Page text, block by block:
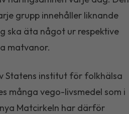
grupp innehåller liknande
ska äta något ur respektive
matvanor.
Statens institut för folkhälsa
många vego-livsmedel som i
Matcirkeln har därför